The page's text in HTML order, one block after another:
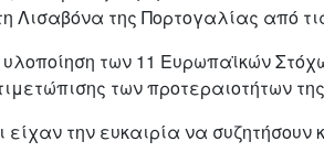
της Πορτογαλίας από
των 11 Ευρωπαϊκών
των προτεραιοτήτων
είχαν την ευκαιρία να